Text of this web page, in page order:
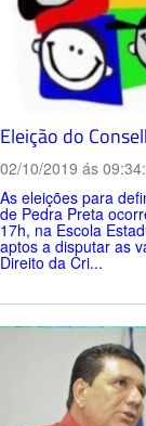
Eleição do
02/10/2019 ás
As eleições para
de Pedra Preta
17h, na Escola
aptos a disputar as
Direito da Cri...